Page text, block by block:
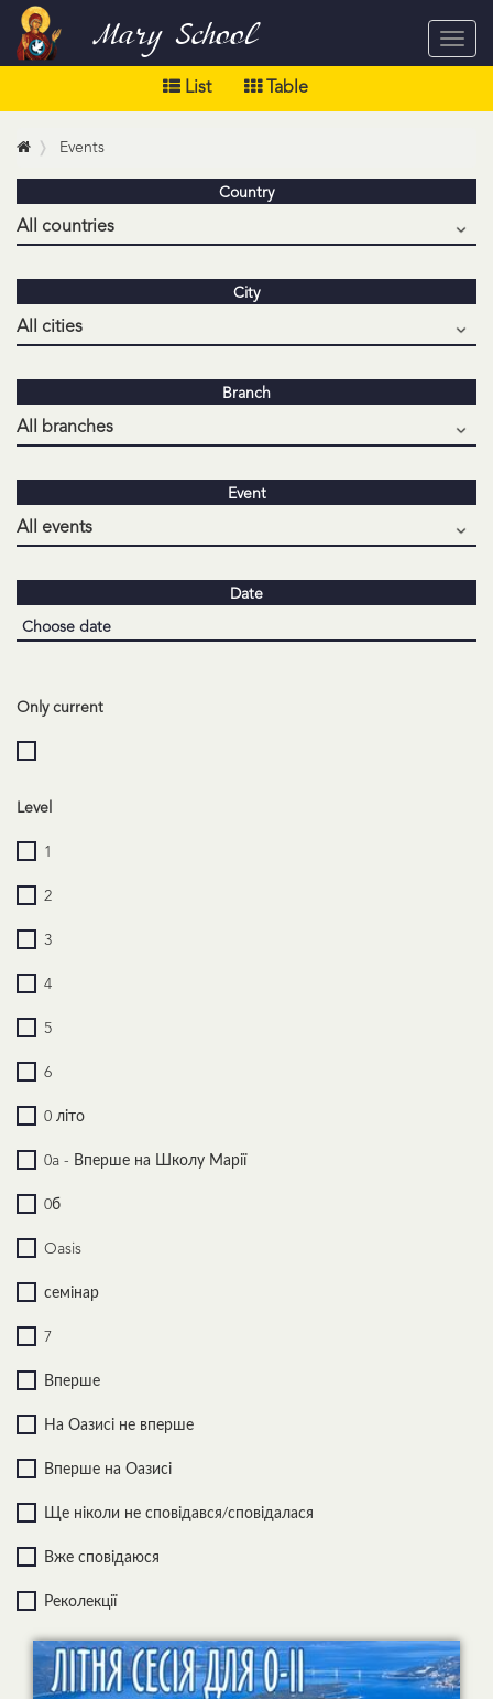
Mary School
List Table
Events
Country
City
Branch
Event
Date
Only current
Level
1
2
3
4
5
6
0 літо
0a - Вперше на Школу Марії
0б
Oasis
семінар
7
Вперше
На Оазисі не вперше
Вперше на Оазисі
Ще ніколи не сповідався/сповідалася
Вже сповідаюся
Реколекції